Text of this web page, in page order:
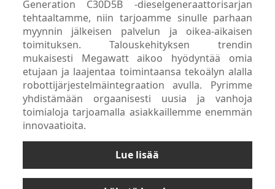
Generation C30D5B -dieselgeneraattorisarjan
tehtaaltamme, niin tarjoamme sinulle parhaan
myynnin jälkeisen palvelun ja oikea-aikaisen
toimituksen. Talouskehityksen trendin
mukaisesti Megawatt aikoo hyödyntää omia
etujaan ja laajentaa toimintaansa tekoälyn alalla
robottijärjestelmäintegraation avulla. Pyrimme
yhdistämään orgaanisesti uusia ja vanhoja
toimialoja tarjoamalla asiakkaillemme enemmän
innovaatioita.
Lue lisää